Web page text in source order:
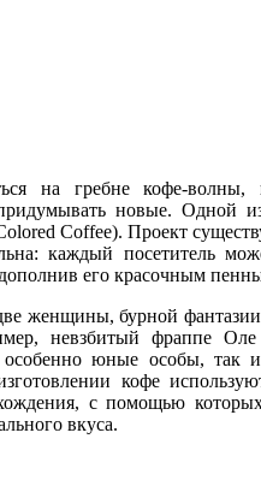
на гребне кофе-волны,
новые. Одной
Coffee). Проект
каждый посетитель
его красочным
женщины, бурной
невзбитый фраппе
юные особы, так и
кофе
с помощью
вкуса.